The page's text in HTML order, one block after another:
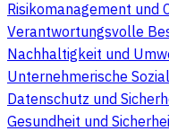
Risikomanagement und
Verantwortungsvolle
Nachhaltigkeit und
Unternehmerische
Datenschutz und
Gesundheit und